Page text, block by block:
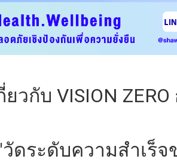
วกับ VISION
วัดระดับความสำเร็จ